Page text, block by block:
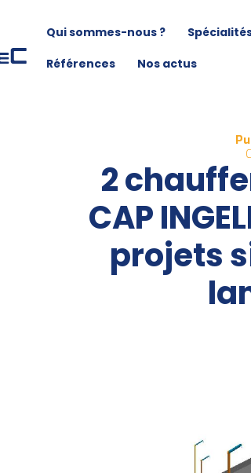
Qui sommes-nous ?
Références
Nos actus
2
CAP
projets